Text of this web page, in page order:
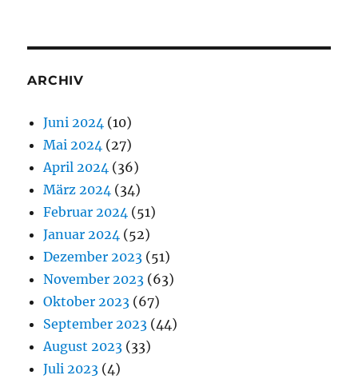
ARCHIV
Juni 2024 (10)
Mai 2024 (27)
April 2024 (36)
März 2024 (34)
Februar 2024 (51)
Januar 2024 (52)
Dezember 2023 (51)
November 2023 (63)
Oktober 2023 (67)
September 2023 (44)
August 2023 (33)
Juli 2023 (4)